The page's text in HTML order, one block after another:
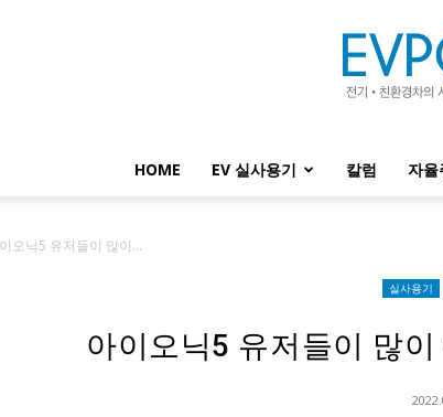
HOME EV 실사용기 칼럼 자율
오닉5 유저들이 많이...
실사용기
아이오닉5 유저들이 많